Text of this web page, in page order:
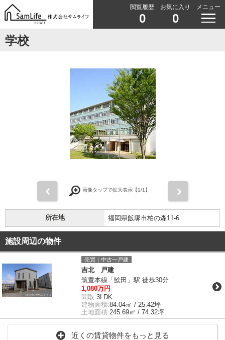
閲覧履歴
0
お気に入り
0
メニュー
学校
画像タップで拡大表示【1/1】
所在地 福岡県飯塚市柏の森11-6
施設周辺の物件
売買｜中古一戸建
吉北 戸建
筑豊本線「鯰田」駅 徒歩30分
1,080万円
間取:3LDK
建物面積:84.04㎡ / 25.42坪
土地面積:245.69㎡ / 74.32坪
近くの賃貸物件をもっと見る